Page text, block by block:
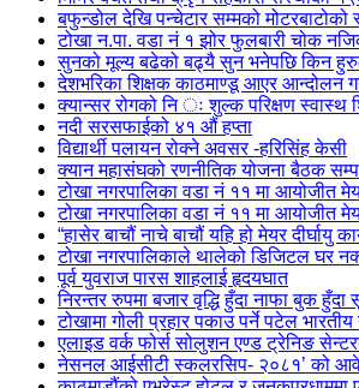
बफुन्डोल देखि पन्चेटार सम्मको मोटरबाटोको
टोखा न.पा. वडा नं १ झोर फुलबारी चोक
सुनको मूल्य बढेको बढ्यै सुन भनेपछि किन
देशभरिका शिक्षक काठमाण्डू आएर आन्दोलन
क्यान्सर रोगको नि ः शुल्क परिक्षण स्वास्थ
नदी सरसफाईको ४१ औं हप्ता
विद्यार्थी पलायन रोक्ने अवसर -हरिसिंह केसी
क्यान महासंघको रणनीतिक योजना बैठक
टोखा नगरपालिका वडा नं ११ मा आयोजीत
टोखा नगरपालिका वडा नं ११ मा आयोजीत
“हासेर बाचौं नाचे बाचौं यहि हो मेयर दीर्घायु
टोखा नगरपालिकाले थालेको डिजिटल घर
पूर्व युवराज पारस शाहलाई हृदयघात
निरन्तर रुपमा बजार वृद्धि हुँदा नाफा बुक
टोखामा गोली प्रहार पकाउ पर्ने पटेल भारतीय
एलाइड वर्क फोर्स सोलुशन एण्ड ट्रेनिङ
नेसनल आईसीटी स्कलरसिप- २०८१’ को